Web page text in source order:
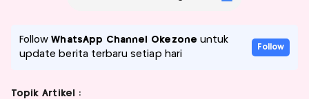
FollowWhatsApp Channel Okezone untuk
update berita terbaru setiap hari
Follow
Topik Artikel :